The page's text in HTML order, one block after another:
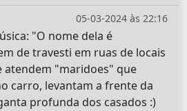
05-03-2024 às 22:16
"O nome dela é
de travesti em ruas de locais
atendem "maridoes" que
carro, levantam a frente da
profunda dos casados :)